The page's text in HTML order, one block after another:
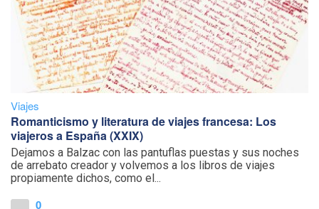
Viajes
Romanticismo y literatura de viajes francesa: Los
viajeros a España (XXIX)
Dejamos a Balzac con las pantuflas puestas y sus noches
de arrebato creador y volvemos a los libros de viajes
propiamente dichos, como el...
0